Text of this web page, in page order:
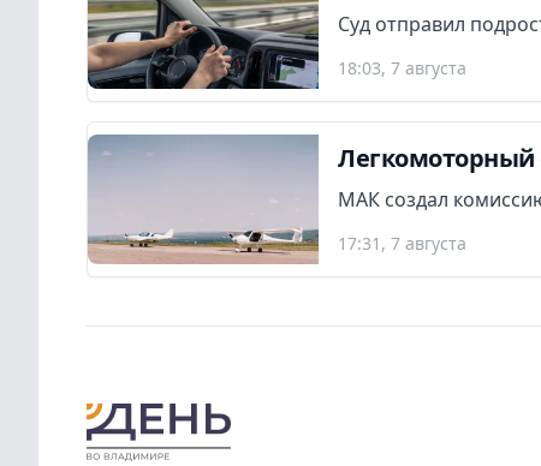
Суд отправил
18:03, 7 августа
Легкомоторный
МАК создал
17:31, 7 августа